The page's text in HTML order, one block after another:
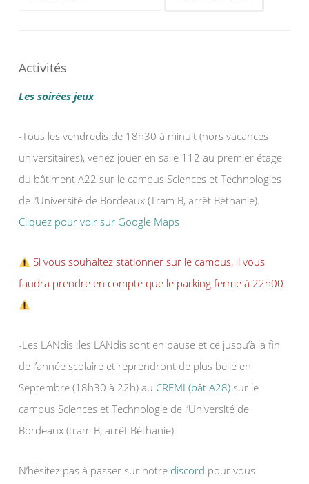
Activités
Les soirées jeux
-Tous les vendredis de 18h30 à minuit (hors vacances
universitaires), venez jouer en salle 112 au premier étage
du bâtiment A22 sur le campus Sciences et Technologies
de l’Université de Bordeaux (Tram B, arrêt Béthanie).
Cliquez pour voir sur Google Maps
Si vous souhaitez stationner sur le campus, il vous
faudra prendre en compte que le parking ferme à 22h00
-Les LANdis :les LANdis sont en pause et ce jusqu’à la fin
de l’année scolaire et reprendront de plus belle en
Septembre (18h30 à 22h) au CREMI (bât A28) sur le
campus Sciences et Technologie de l’Université de
Bordeaux (tram B, arrêt Béthanie).
N’hésitez pas à passer sur notre discord pour vous